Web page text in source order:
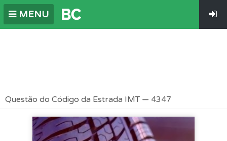
MENU
Questão do Código da Estrada IMT — 4347